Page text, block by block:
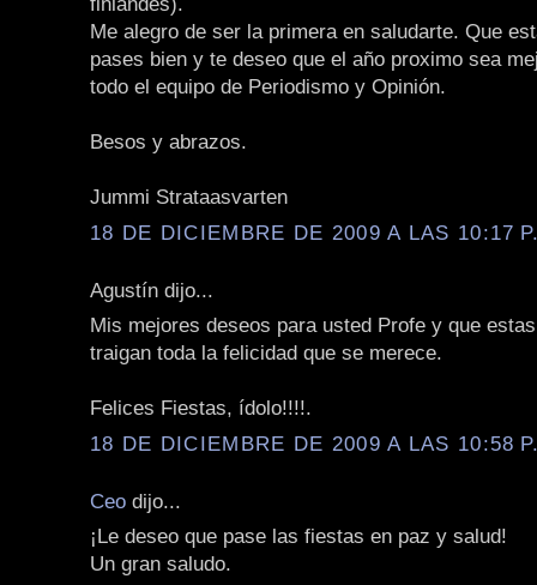
Me alegro de ser la primera en saludarte. Que
pases bien y te deseo que el año proximo sea
todo el equipo de Periodismo y Opinión.
Besos y abrazos.
Jummi Strataasvarten
18 DE DICIEMBRE DE 2009 A LAS 10:17
Agustín dijo...
Mis mejores deseos para usted Profe y que
traigan toda la felicidad que se merece.
Felices Fiestas, ídolo!!!!.
18 DE DICIEMBRE DE 2009 A LAS 10:58
Ceo dijo...
¡Le deseo que pase las fiestas en paz y salud!
Un gran saludo.